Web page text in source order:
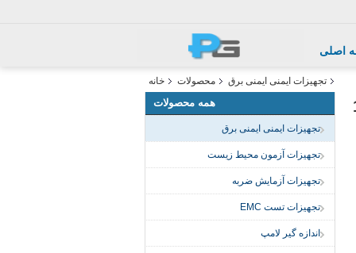
اصلی
خانه محصولات تجهیزات ایمنی ایمنی برق
همه محصولات
تجهیزات ایمنی ایمنی برق
تجهیزات آزمون محیط زیست
تجهیزات آزمایش ضربه
تجهیزات تست EMC
اندازه گیر لامپ